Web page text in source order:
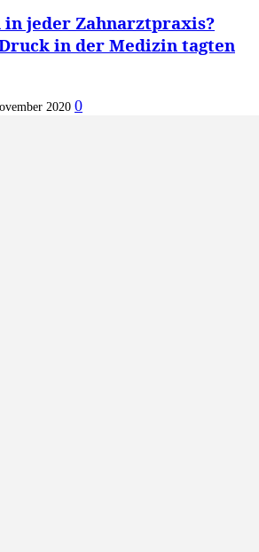
in jeder Zahnarztpraxis?
in der Medizin tagten
2020 0